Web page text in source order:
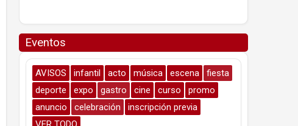
Eventos
AVISOS infantil acto música escena
fiesta
deporte
expo gastro cine curso
promo
anuncio
celebración
inscripción previa